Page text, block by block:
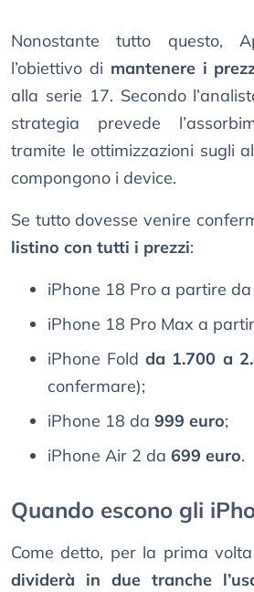
Nonostante tutto questo,
l’obiettivo di mantenere i
alla serie 17. Secondo
strategia prevede
tramite le ottimizzazioni sugli
compongono i device.
Se tutto dovesse venire
listino con tutti i prezzi:
iPhone 18 Pro a partire da
iPhone 18 Pro Max a
iPhone Foldda 1.700 a
confermare);
iPhone 18 da 999 euro;
iPhone Air 2 da 699 euro.
Quando escono gli
Come detto, per la prima
dividerà in due tranche